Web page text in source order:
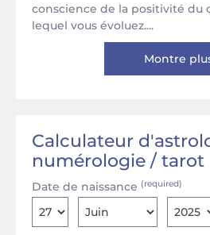
conscience de la positivité du
lequel vous évoluez....
Montre
Calculateur
numérologie / tarot
Date de naissance (required)